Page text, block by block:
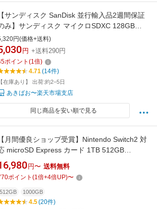
【サンディスク SanDisk 並行輸入品2週間保証
み】サンディスク マイクロSDXC 128GB
128G-GN6MN A2 UHS-I U3 class10
カード
円(価格+送料)
円 +送料290円
ポイント (1倍)
4.71(14件)
【在庫あり】 出荷:約2−5日
あきばお〜楽天市場支店
同じ商品を安い順で見る
【月間優良ショップ受賞】Nintendo Switch2 対
microSD Express カード 1TB 512GB
Express カード 最大容量 マイクロ
SD Express カード スイッチ2 SD エクスプレス
ード 高速 Switch2 SDカード Switch2 メモリ
SUNEAST 5年保証付
円〜 送料無料
ポイント (1倍+4倍UP)〜
512GB 1000GB
4.5(20件)